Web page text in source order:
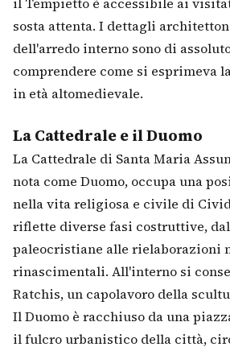
sosta attenta. I dettagli
dell'arredo interno sono di
comprendere come si esprimeva
in età altomedievale.
La Cattedrale e il Duomo
La Cattedrale di Santa Maria
nota come Duomo, occupa una
nella vita religiosa e civile di
riflette diverse fasi costruttive,
paleocristiane alle rielaborazioni
rinascimentali. All'interno si
Ratchis, un capolavoro della
Il Duomo è racchiuso da una
il fulcro urbanistico della città,